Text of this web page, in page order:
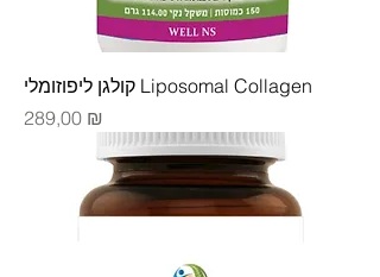
קולגן ליפוזומלי Liposomal Collagen
Цена
289,00 ₪